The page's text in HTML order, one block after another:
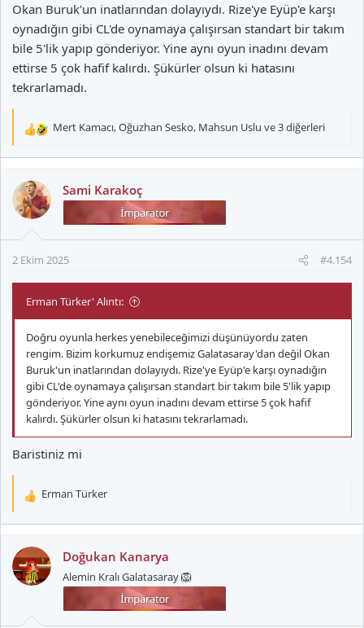
Okan Buruk'un inatlarından dolayıydı. Rize'ye Eyüp'e karşı
oynadığın gibi CL'de oynamaya çalışırsan standart bir takım
bile 5'lik yapıp gönderiyor. Yine aynı oyun inadını devam
ettirse 5 çok hafif kalırdı. Şükürler olsun ki hatasını
tekrarlamadı.
T
k
i
l
:
Mert Kamacı,Oğuzhan Sesko, Mahsun Uslu ve 3 diğerleri
Sami Karakoç
2 Ekim 2025 #4.154
Erman Türker' Alıntı:
Doğru oyunla herkes yenebileceğimizi düşünüyordu zaten
rengim. Bizim korkumuz endişemiz Galatasaray'dan değil Okan
Buruk'un inatlarından dolayıydı. Rize'ye Eyüp'e karşı oynadığın
gibi CL'de oynamaya çalışırsan standart bir takım bile 5'lik yapıp
gönderiyor. Yine aynı oyun inadını devam ettirse 5 çok hafif
kalırdı. Şükürler olsun ki hatasını tekrarlamadı.
Baristiniz mi
T
k
i
l
Erman Türker
Doğukan Kanarya
Alemin Kralı Galatasaray 🦁